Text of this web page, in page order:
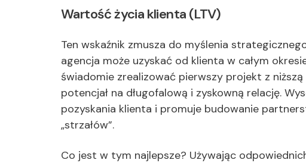
Wartość życia klienta (LTV)
Ten wskaźnik zmusza do myślenia
agencja może uzyskać od klienta w całym
świadomie zrealizować pierwszy projekt z niższą
potencjał na długofalową i zyskowną relację.
pozyskania klienta i promuje budowanie
„strzałów”.
Co jest w tym najlepsze? Używając